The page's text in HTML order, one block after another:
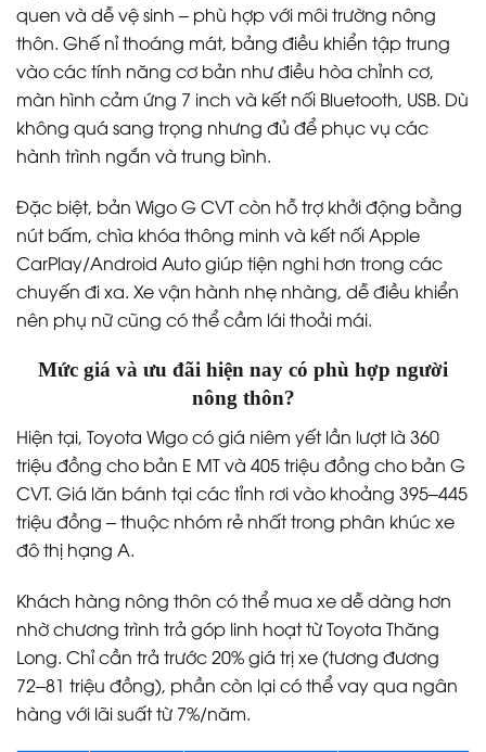
quen và dễ vệ sinh – phù hợp với môi trường nông
thôn. Ghế nỉ thoáng mát, bảng điều khiển tập trung
vào các tính năng cơ bản như điều hòa chỉnh cơ,
màn hình cảm ứng 7 inch và kết nối Bluetooth, USB. Dù
không quá sang trọng nhưng đủ để phục vụ các
hành trình ngắn và trung bình.
Đặc biệt, bản Wigo G CVT còn hỗ trợ khởi động bằng
nút bấm, chìa khóa thông minh và kết nối Apple
CarPlay/Android Auto giúp tiện nghi hơn trong các
chuyến đi xa. Xe vận hành nhẹ nhàng, dễ điều khiển
nên phụ nữ cũng có thể cầm lái thoải mái.
Mức giá và ưu đãi hiện nay có phù hợp người
nông thôn?
Hiện tại, Toyota Wigo có giá niêm yết lần lượt là 360
triệu đồng cho bản E MT và 405 triệu đồng cho bản G
CVT. Giá lăn bánh tại các tỉnh rơi vào khoảng 395–445
triệu đồng – thuộc nhóm rẻ nhất trong phân khúc xe
đô thị hạng A.
Khách hàng nông thôn có thể mua xe dễ dàng hơn
nhờ chương trình trả góp linh hoạt từ Toyota Thăng
Long. Chỉ cần trả trước 20% giá trị xe (tương đương
72–81 triệu đồng), phần còn lại có thể vay qua ngân
hàng với lãi suất từ 7%/năm.